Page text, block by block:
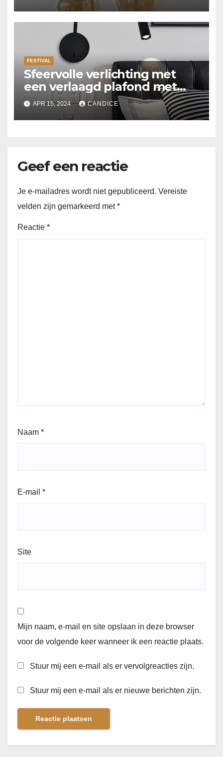
FESTIVAL
Sfeervolle verlichting met
een verlaagd plafond met
Suspended ceiling light.
APR 15, 2024 CANDICE
Geef een reactie
Je e-mailadres wordt niet gepubliceerd. Vereiste
velden zijn gemarkeerd met*
Reactie *
Naam *
E-mail *
Site
Mijn naam, e-mail en site opslaan in deze browser
voor de volgende keer wanneer ik een reactie plaats.
Stuur mij een e-mail als er vervolgreacties zijn.
Stuur mij een e-mail als er nieuwe berichten zijn.